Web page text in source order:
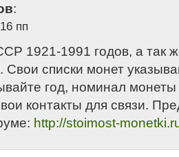
:
пп
1921-1991 годов, а так
списки монет
год, номинал монеты
контакты для связи.
http://stoimost-